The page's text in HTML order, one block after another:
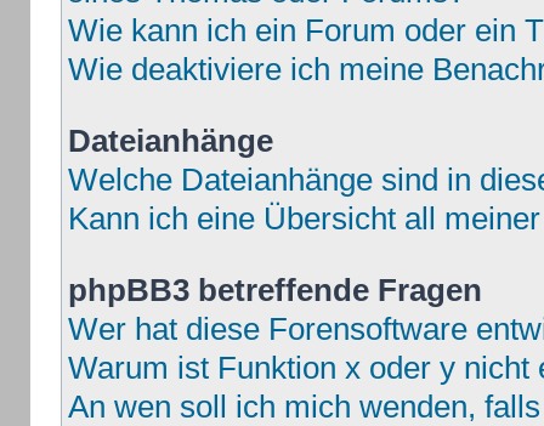
Wie kann ich ein Forum oder ein
Wie deaktiviere ich meine
Dateianhänge
Welche Dateianhänge sind in
Kann ich eine Übersicht all
phpBB3 betreffende Fragen
Wer hat diese Forensoftware
Warum ist Funktion x oder y nicht
An wen soll ich mich wenden,